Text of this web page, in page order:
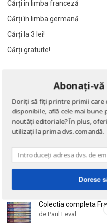
Al James
Al. Alexianu
Al. Caprariu
Al. Dumitrescu
Alain Bombard
Alain Danielou
Alain Lallemand
Alain Lesage
Alan Dean Foster
Al James
Al. Alexianu
Al. Caprariu
Al. Dumitrescu
Alain Bombard
Alain Danielou
Alain Lallemand
Alain Lesage
Alan Dean Foster
Cărți în limba franceză
Cărți în limba germană
Cărți la 3 lei!
Cărți gratuite!
Eseuri
de Emil Cioran
Doctrina sau Cele
Colectia completa
de Paul Feval
Abonați-
Doriți să fiți printre primii care
disponibile, află cele mai
noutăți editoriale? În plus,
utilizați la prima dvs. comandă.
Doresc